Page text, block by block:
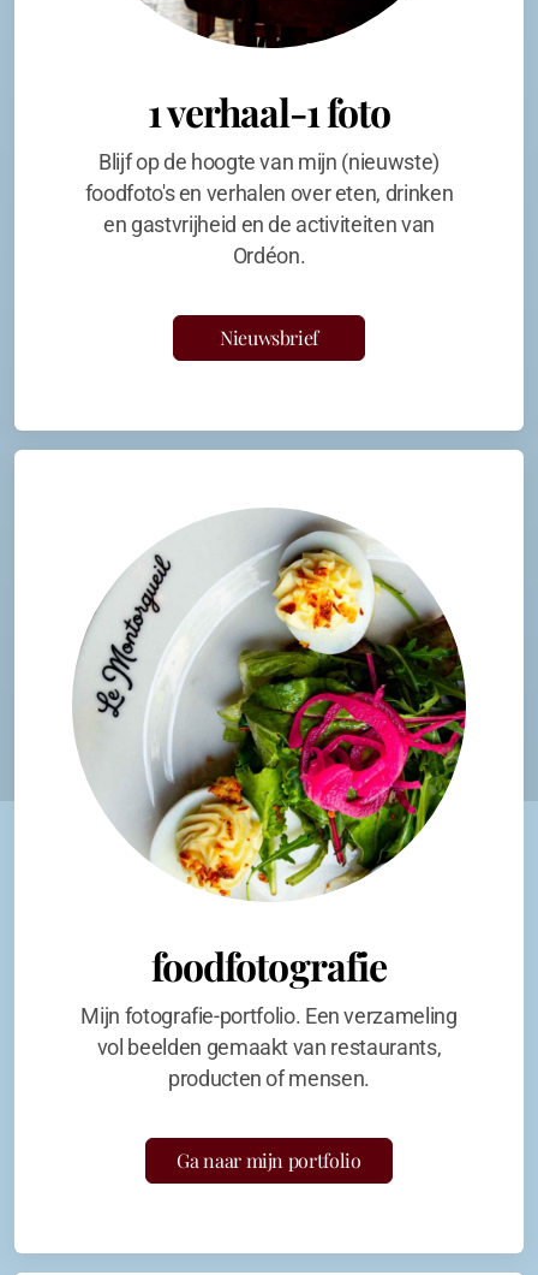
1 verhaal-1 foto
Blijf op de hoogte van mijn (nieuwste)
foodfoto's en verhalen over eten, drinken
en gastvrijheid en de activiteiten van
Ordéon.
Nieuwsbrief
foodfotografie
Mijn fotografie-portfolio. Een verzameling
vol beelden gemaakt van restaurants,
producten of mensen.
Ga naar mijn portfolio